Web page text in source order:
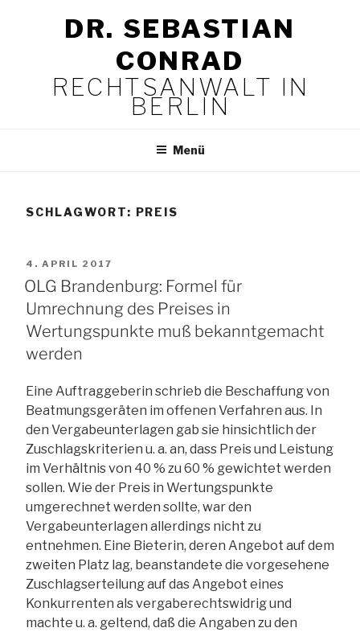
DR. SEBASTIAN
CONRAD
RECHTSANWALT IN
BERLIN
Menü
SCHLAGWORT: PREIS
VERÖFFENTLICHT
AM
4. APRIL 2017
OLG Brandenburg: Formel für
Umrechnung des Preises in
Wertungspunkte muß bekanntgemacht
werden
Eine Auftraggeberin schrieb die Beschaffung von
Beatmungsgeräten im offenen Verfahren aus. In
den Vergabeunterlagen gab sie hinsichtlich der
Zuschlagskriterien u. a. an, dass Preis und Leistung
im Verhältnis von 40 % zu 60 % gewichtet werden
sollen. Wie der Preis in Wertungspunkte
umgerechnet werden sollte, war den
Vergabeunterlagen allerdings nicht zu
entnehmen. Eine Bieterin, deren Angebot auf dem
zweiten Platz lag, beanstandete die vorgesehene
Zuschlagserteilung auf das Angebot eines
Konkurrenten als vergaberechtswidrig und
machte u. a. geltend, daß die Angaben zu den